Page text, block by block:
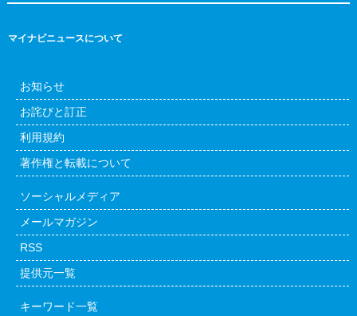
マイナビニュースについて
お知らせ
お詫びと訂正
利用規約
著作権と転載について
ソーシャルメディア
メールマガジン
RSS
提供元一覧
キーワード一覧